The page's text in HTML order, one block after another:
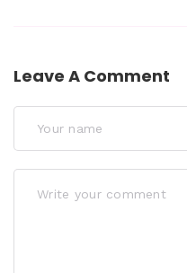
Leave A Comment